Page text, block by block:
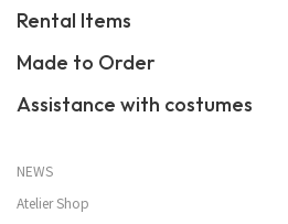
Rental Items
Made to Order
Assistance with costumes
NEWS
Atelier Shop